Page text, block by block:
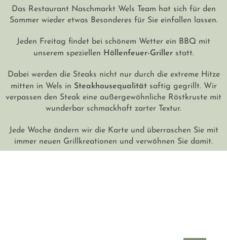
Das Restaurant Naschmarkt Wels Team hat sich für den
Sommer wieder etwas Besonderes für Sie einfallen lassen.
Jeden Freitag findet bei schönem Wetter ein BBQ mit
unserem speziellen Höllenfeuer-Grillerstatt.
Dabei werden die Steaks nicht nur durch die extreme Hitze
mitten in Wels in Steakhousequalitätsaftig gegrillt. Wir
verpassen den Steak eine außergewöhnliche Röstkruste mit
wunderbar schmackhaft zarter Textur.
Jede Woche ändern wir die Karte und überraschen Sie mit
immer neuen Grillkreationen und verwöhnen Sie damit.